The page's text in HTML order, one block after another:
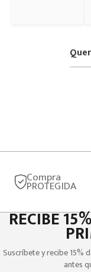
Compra
PROTEGIDA
RECIBE
Suscríbete y recibe 15%
antes